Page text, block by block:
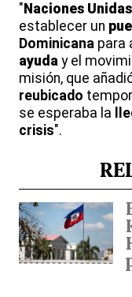
" Naciones Unidas
establecer un
Dominicana para
ayuda y el
misión, que
reubicado
se esperaba la
crisis".